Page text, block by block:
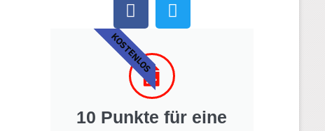
10 Punkte für eine
KOSTENLOS